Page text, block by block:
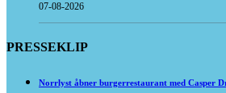
07-08-2026
PRESSEKLIP
Norrlyst åbner burgerrestaurant med Casper